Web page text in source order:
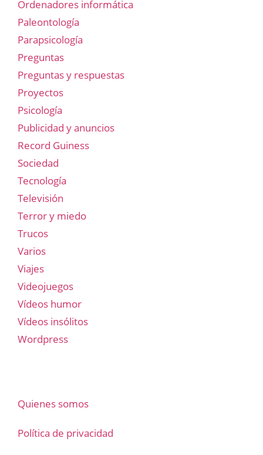
Ordenadores informática
Paleontología
Parapsicología
Preguntas
Preguntas y respuestas
Proyectos
Psicología
Publicidad y anuncios
Record Guiness
Sociedad
Tecnología
Televisión
Terror y miedo
Trucos
Varios
Viajes
Videojuegos
Vídeos humor
Vídeos insólitos
Wordpress
Quienes somos
Política de privacidad